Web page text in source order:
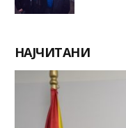
НАЈЧИТАНИ